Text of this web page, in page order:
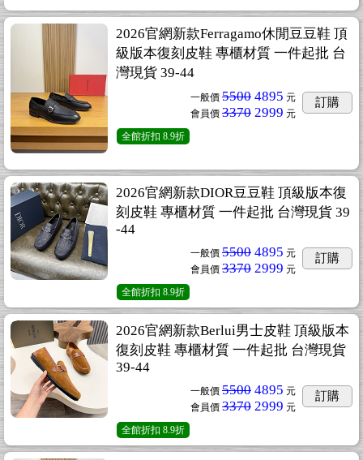
2026官網新款Ferragamo休閒豆豆鞋 頂
級版本復刻皮鞋 專櫃材質 一件起批 台
灣現貨 39-44
一般價 5500 4895 元
會員價 3370 2999 元
訂購
全館折扣 8.9折
2026官網新款DIOR豆豆鞋 頂級版本復
刻皮鞋 專櫃材質 一件起批 台灣現貨 39
-44
一般價 5500 4895 元
會員價 3370 2999 元
訂購
全館折扣 8.9折
2026官網新款Berlui男士皮鞋 頂級版本
復刻皮鞋 專櫃材質 一件起批 台灣現貨
39-44
一般價 5500 4895 元
會員價 3370 2999 元
訂購
全館折扣 8.9折